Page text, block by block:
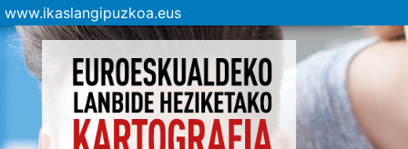
www.ikaslangipuzkoa.eus